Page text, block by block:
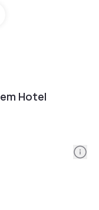
Hotel